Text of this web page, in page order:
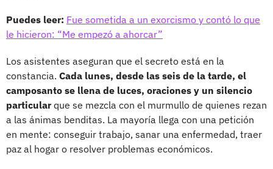
Puedes leer: Fue sometida a un exorcismo y contó lo que
le hicieron: “Me empezó a ahorcar”
Los asistentes aseguran que el secreto está en la
constancia. Cada lunes, desde las seis de la tarde, el
camposanto se llena de luces, oraciones y un silencio
particularque se mezcla con el murmullo de quienes rezan
a las ánimas benditas. La mayoría llega con una petición
en mente: conseguir trabajo, sanar una enfermedad, traer
paz al hogar o resolver problemas económicos.